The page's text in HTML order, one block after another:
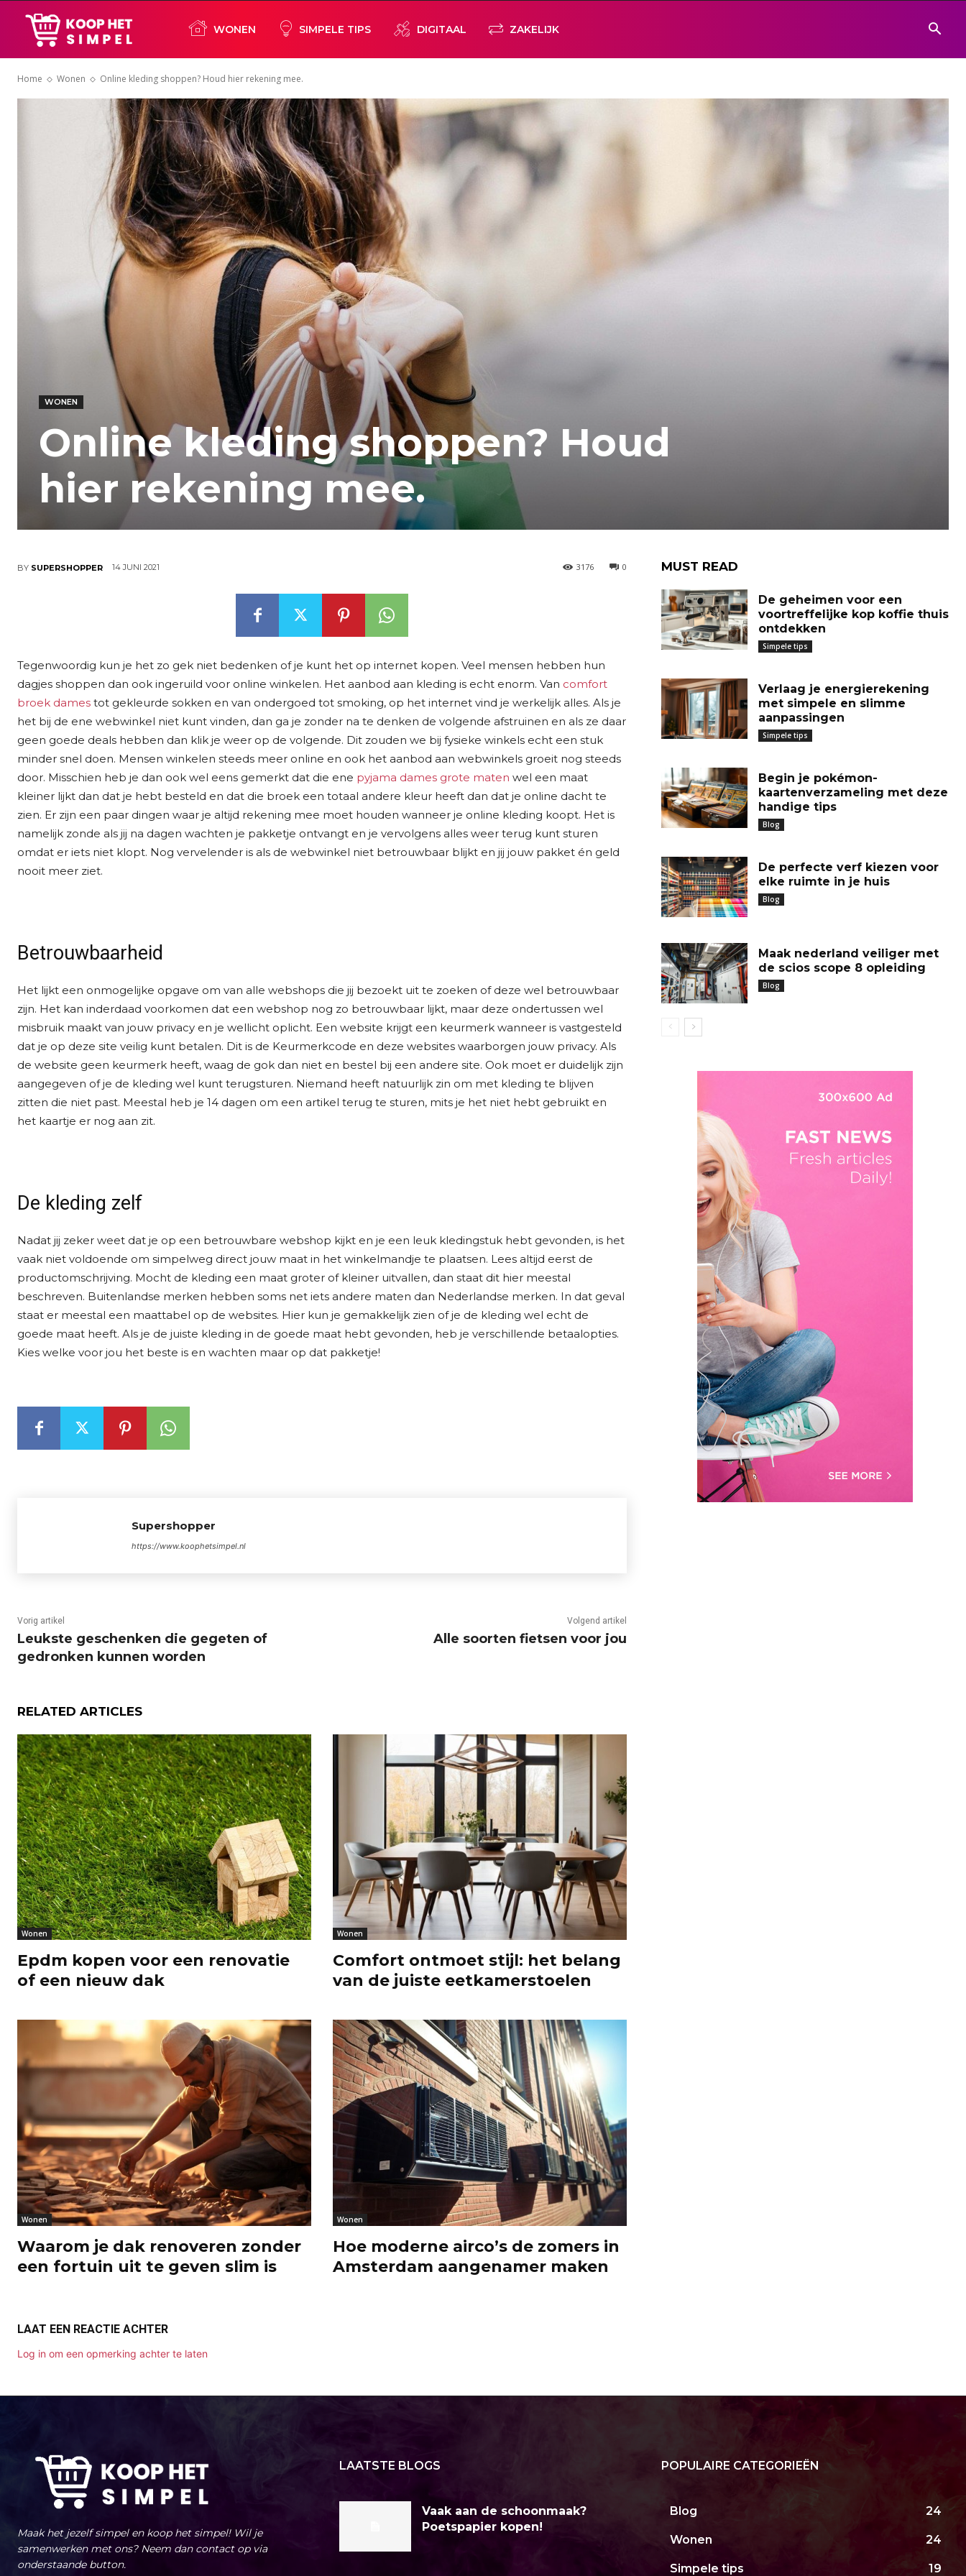
het
simpel
WONEN SIMPELE TIPS DIGITAAL ZAKELIJK
Home Wonen Online kleding shoppen? Houd hier rekening mee.
WONEN
Online kleding shoppen? Houd
hier rekening mee.
BY SUPERSHOPPER 14 JUNI 2021 0
3176
Tegenwoordig kun je het zo gek niet bedenken of je kunt het op internet kopen. Veel mensen hebben hun
dagjes shoppen dan ook ingeruild voor online winkelen. Het aanbod aan kleding is echt enorm. Van comfort
broek dames tot gekleurde sokken en van ondergoed tot smoking, op het internet vind je werkelijk alles. Als je
het bij de ene webwinkel niet kunt vinden, dan ga je zonder na te denken de volgende afstruinen en als ze daar
geen goede deals hebben dan klik je weer op de volgende. Dit zouden we bij fysieke winkels echt een stuk
minder snel doen. Mensen winkelen steeds meer online en ook het aanbod aan webwinkels groeit nog steeds
door. Misschien heb je dan ook wel eens gemerkt dat die ene pyjama dames grote maten wel een maat
kleiner lijkt dan dat je hebt besteld en dat die broek een totaal andere kleur heeft dan dat je online dacht te
zien. Er zijn een paar dingen waar je altijd rekening mee moet houden wanneer je online kleding koopt. Het is
namelijk zonde als jij na dagen wachten je pakketje ontvangt en je vervolgens alles weer terug kunt sturen
omdat er iets niet klopt. Nog vervelender is als de webwinkel niet betrouwbaar blijkt en jij jouw pakket én geld
nooit meer ziet.
Betrouwbaarheid
Het lijkt een onmogelijke opgave om van alle webshops die jij bezoekt uit te zoeken of deze wel betrouwbaar
zijn. Het kan inderdaad voorkomen dat een webshop nog zo betrouwbaar lijkt, maar deze ondertussen wel
misbruik maakt van jouw privacy en je wellicht oplicht. Een website krijgt een keurmerk wanneer is vastgesteld
dat je op deze site veilig kunt betalen. Dit is de Keurmerkcode en deze websites waarborgen jouw privacy. Als
de website geen keurmerk heeft, waag de gok dan niet en bestel bij een andere site. Ook moet er duidelijk zijn
aangegeven of je de kleding wel kunt terugsturen. Niemand heeft natuurlijk zin om met kleding te blijven
zitten die niet past. Meestal heb je 14 dagen om een artikel terug te sturen, mits je het niet hebt gebruikt en
het kaartje er nog aan zit.
De kleding zelf
Nadat jij zeker weet dat je op een betrouwbare webshop kijkt en je een leuk kledingstuk hebt gevonden, is het
vaak niet voldoende om simpelweg direct jouw maat in het winkelmandje te plaatsen. Lees altijd eerst de
productomschrijving. Mocht de kleding een maat groter of kleiner uitvallen, dan staat dit hier meestal
beschreven. Buitenlandse merken hebben soms net iets andere maten dan Nederlandse merken. In dat geval
staat er meestal een maattabel op de websites. Hier kun je gemakkelijk zien of je de kleding wel echt de
goede maat heeft. Als je de juiste kleding in de goede maat hebt gevonden, heb je verschillende betaalopties.
Kies welke voor jou het beste is en wachten maar op dat pakketje!
Supershopper
https://www.koophetsimpel.nl
Vorig artikel
Leukste geschenken die gegeten of
gedronken kunnen worden
Volgend artikel
Alle soorten fietsen voor jou
RELATED ARTICLES
Wonen
Epdm kopen voor een renovatie
of een nieuw dak
Wonen
Comfort ontmoet stijl: het belang
van de juiste eetkamerstoelen
Wonen
Waarom je dak renoveren zonder
een fortuin uit te geven slim is
Wonen
Hoe moderne airco’s de zomers in
Amsterdam aangenamer maken
LAAT EEN REACTIE ACHTER
Log in om een opmerking achter te laten
MUST READ
De geheimen voor een
voortreffelijke kop koffie thuis
ontdekken
Simpele tips
Verlaag je energierekening
met simpele en slimme
aanpassingen
Simpele tips
Begin je pokémon-
kaartenverzameling met deze
handige tips
Blog
De perfecte verf kiezen voor
elke ruimte in je huis
Blog
Maak nederland veiliger met
de scios scope 8 opleiding
Blog
Maak het jezelf simpel en koop het simpel! Wil je
samenwerken met ons? Neem dan contact op via
onderstaande button.
LAATSTE BLOGS
Vaak aan de schoonmaak?
Poetspapier kopen!
POPULAIRE CATEGORIEËN
Blog 24
Wonen 24
Simpele tips 19